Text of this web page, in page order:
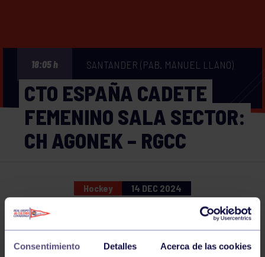
Consentimiento Detalles Acerca de las cookies
18:05 h SANTANDER (PAB. MANUEL LLANO)
CTO ESPAÑA CADETE
FEMENINO SALA SECTOR:
CH AGONEK – RGCC
Hockey 14 DEC 2024